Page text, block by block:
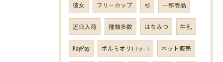
彼女 フリーカップ 杉 一部商品
近日入荷 種類多数 はちみつ 牛乳
PayPay ボルミオリロッコ ネット販売